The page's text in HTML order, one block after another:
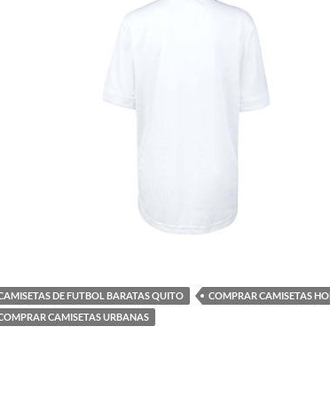
DE FUTBOL BARATAS QUITO
COMPRAR CAMISETAS
CAMISETAS URBANAS